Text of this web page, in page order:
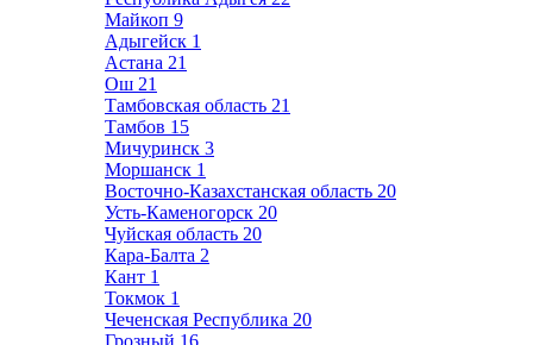
Майкоп 9
Адыгейск 1
Астана 21
Ош 21
Тамбовская область 21
Тамбов 15
Мичуринск 3
Моршанск 1
Восточно-Казахстанская область 20
Усть-Каменогорск 20
Чуйская область 20
Кара-Балта 2
Кант 1
Токмок 1
Чеченская Республика 20
Грозный 16